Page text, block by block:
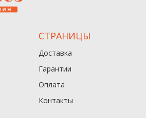
СТРАНИЦЫ
Доставка
Гарантии
Оплата
Контакты